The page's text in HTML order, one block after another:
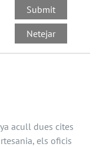
acull dues cites
els oficis